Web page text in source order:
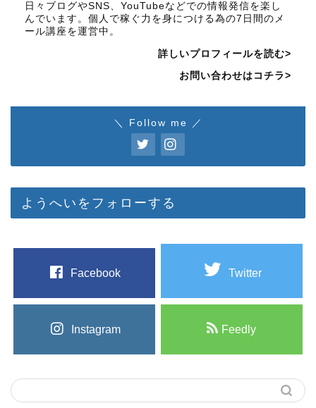
日々ブログやSNS、YouTubeなどでの情報発信を楽し
んでいます。個人で稼ぐ力を身につける為の7日間のメ
ール講座を運営中。
詳しいプロフィールを読む>
お問い合わせはコチラ>
＼ Follow me ／
ようへいをフォローする
Facebook Twitter
Instagram Feedly